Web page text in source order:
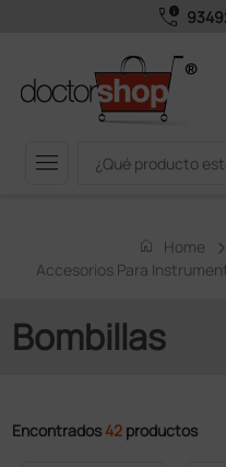
call_quality
menu
home Home
Accesorios Para
Bombillas
Encontrados 42 productos